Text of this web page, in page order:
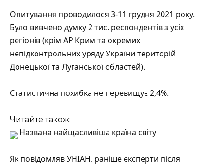
Опитування проводилося 3-11 грудня 2021 року.
Було вивчено думку 2 тис. респондентів з усіх
регіонів (крім АР Крим та окремих
непідконтрольних уряду України територій
Донецької та Луганської областей).
Статистична похибка не перевищує 2,4%.
Читайте також:
Названа найщасливіша країна світу
Як повідомляв УНІАН, раніше експерти після